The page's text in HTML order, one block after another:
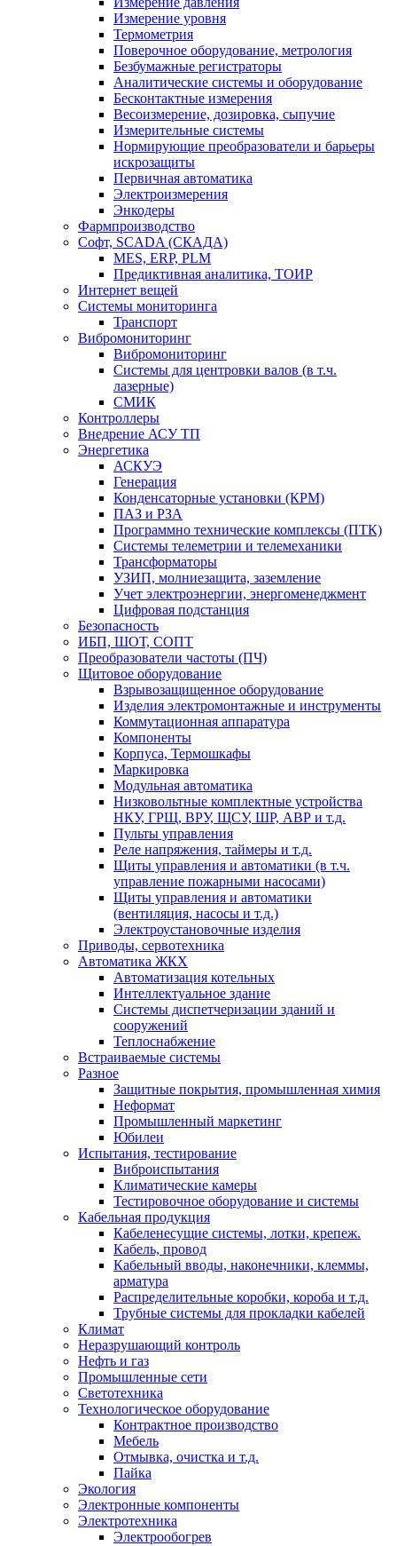
Измерение уровня
Термометрия
Поверочное оборудование, метрология
Безбумажные регистраторы
Аналитические системы и оборудование
Бесконтактные измерения
Весоизмерение, дозировка, сыпучие
Измерительные системы
Нормирующие преобразователи и барьеры
искрозащиты
Первичная автоматика
Электроизмерения
Энкодеры
Фармпроизводство
Софт, SCADA (СКАДА)
MES, ERP, PLM
Предиктивная аналитика, ТОИР
Интернет вещей
Системы мониторинга
Транспорт
Вибромониторинг
Вибромониторинг
Системы для центровки валов (в т.ч.
лазерные)
СМИК
Контроллеры
Внедрение АСУ ТП
Энергетика
АСКУЭ
Генерация
Конденсаторные установки (КРМ)
ПАЗ и РЗА
Программно технические комплексы (ПТК)
Системы телеметрии и телемеханики
Трансформаторы
УЗИП, молниезащита, заземление
Учет электроэнергии, энергоменеджмент
Цифровая подстанция
Безопасность
ИБП, ШОТ, СОПТ
Преобразователи частоты (ПЧ)
Щитовое оборудование
Взрывозащищенное оборудование
Изделия электромонтажные и инструменты
Коммутационная аппаратура
Компоненты
Корпуса, Термошкафы
Маркировка
Модульная автоматика
Низковольтные комплектные устройства
НКУ, ГРЩ, ВРУ, ЩСУ, ШР, АВР и т.д.
Пульты управления
Реле напряжения, таймеры и т.д.
Щиты управления и автоматики (в т.ч.
управление пожарными насосами)
Щиты управления и автоматики
(вентиляция, насосы и т.д.)
Электроустановочные изделия
Приводы, сервотехника
Автоматика ЖКХ
Автоматизация котельных
Интеллектуальное здание
Системы диспетчеризации зданий и
сооружений
Теплоснабжение
Встраиваемые системы
Разное
Защитные покрытия, промышленная химия
Неформат
Промышленный маркетинг
Юбилеи
Испытания, тестирование
Виброиспытания
Климатические камеры
Тестировочное оборудование и системы
Кабельная продукция
Кабеленесущие системы, лотки, крепеж.
Кабель, провод
Кабельный вводы, наконечники, клеммы,
арматура
Распределительные коробки, короба и т.д.
Трубные системы для прокладки кабелей
Климат
Неразрушающий контроль
Нефть и газ
Промышленные сети
Светотехника
Технологическое оборудование
Контрактное производство
Мебель
Отмывка, очистка и т.д.
Пайка
Экология
Электронные компоненты
Электротехника
Электрообогрев